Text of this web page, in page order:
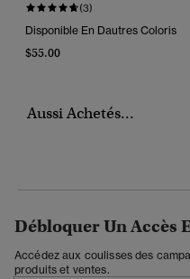
(3)
Disponible En Dautres Coloris
$55.00
Aussi Achetés...
Débloquer Un Accès
Accédez aux coulisses des
produits et ventes.